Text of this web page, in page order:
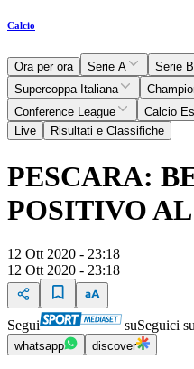
Calcio
Ora per ora Serie A Serie B
Supercoppa Italiana
Conference League
Calcio
Live
Risultati e Classifiche
PESCARA:
POSITIVO
12 Ott 2020 - 23:18
12 Ott 2020 - 23:18
Segui suSeguici su
whatsapp discover